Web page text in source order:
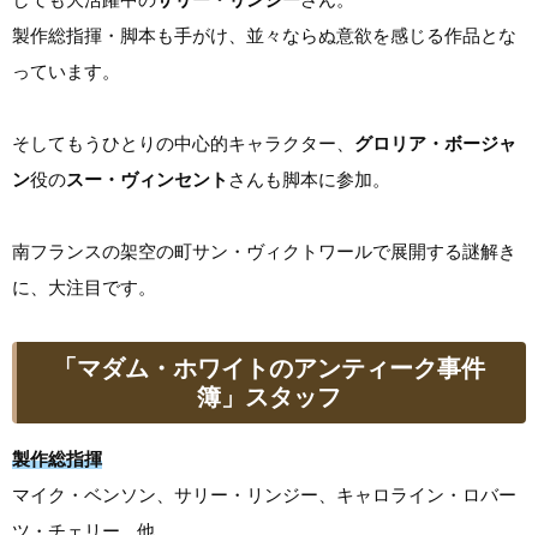
製作総指揮・脚本も手がけ、並々ならぬ意欲を感じる作品とな
っています。
そしてもうひとりの中心的キャラクター、 グロリア・ボージャ
ン役のスー・ヴィンセント さんも脚本に参加。
南フランスの架空の町サン・ヴィクトワールで展開する謎解き
に、大注目です。
「マダム・ホワイトのアンティーク事件
簿」スタッフ
製作総指揮
マイク・ベンソン、サリー・リンジー、キャロライン・ロバー